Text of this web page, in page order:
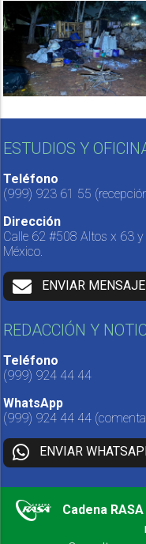
ESTUDIOS Y
Teléfono
(999) 923 61 55
Dirección
Calle 62 #508 Altos x 63
México.
ENVIAR MENSAJE
REDACCIÓN Y
Teléfono
(999) 924 44 44
WhatsApp
(999) 924 44 44
ENVIAR
Cadena RASA